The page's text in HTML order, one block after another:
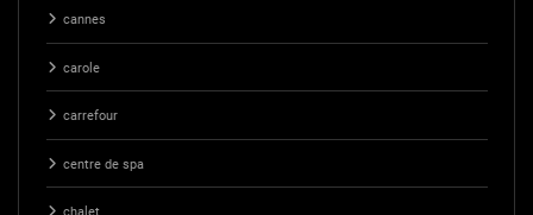
cannes
carole
carrefour
centre de spa